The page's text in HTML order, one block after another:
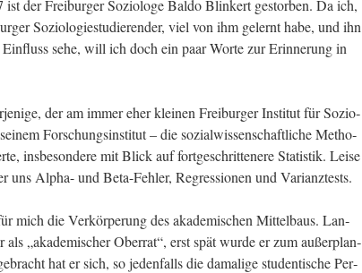
ist der Frei­bur­ger Sozio­lo­ge Bal­do Blin­kert gestor­ben. Da ich,
Sozio­lo­gie­stu­die­ren­der, viel von ihm gelernt habe, und ihn
Ein­fluss sehe, will ich doch ein paar Wor­te zur Erin­ne­rung in
der am immer eher klei­nen Frei­bur­ger Insti­tut für Sozio­
For­schungs­in­sti­tut – die sozi­al­wis­sen­schaft­li­che Metho­
ins­be­son­de­re mit Blick auf fort­ge­schrit­te­ne­re Sta­tis­tik. Lei­se
uns Alpha- und Beta-Feh­ler, Regres­sio­nen und Varianztests.
mich die Ver­kör­pe­rung des aka­de­mi­schen Mit­tel­baus. Lan­
als „aka­de­mi­scher Ober­rat“, erst spät wur­de er zum außer­plan­
hat er sich, so jeden­falls die dama­li­ge stu­den­ti­sche Per­